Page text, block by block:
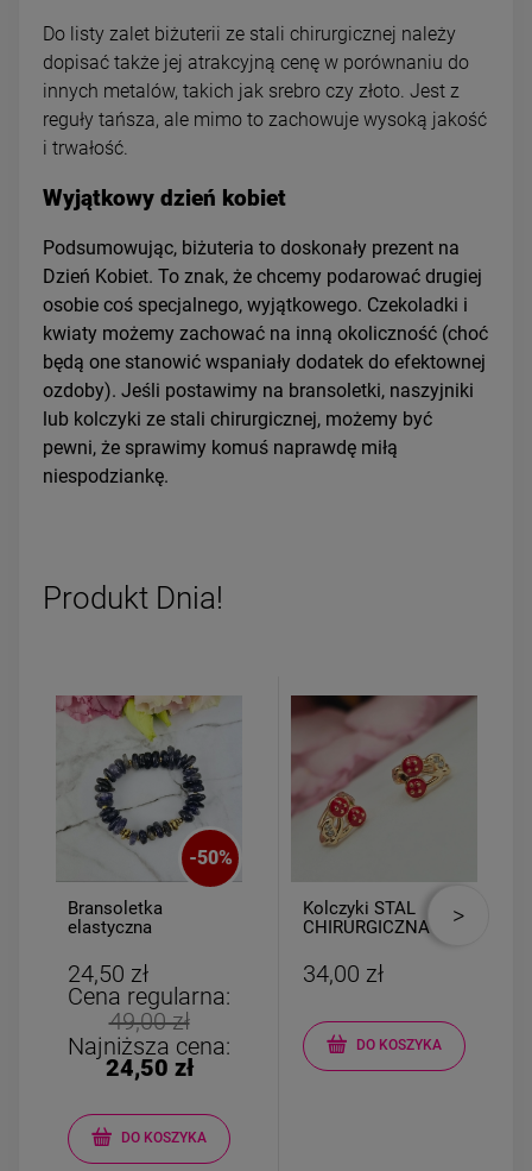
Do listy zalet biżuterii ze stali chirurgicznej należy
dopisać także jej atrakcyjną cenę w porównaniu do
innych metalów, takich jak srebro czy złoto. Jest z
reguły tańsza, ale mimo to zachowuje wysoką jakość
i trwałość.
Wyjątkowy dzień kobiet
Podsumowując, biżuteria to doskonały prezent na
Dzień Kobiet. To znak, że chcemy podarować drugiej
osobie coś specjalnego, wyjątkowego. Czekoladki i
kwiaty możemy zachować na inną okoliczność (choć
będą one stanowić wspaniały dodatek do efektownej
ozdoby). Jeśli postawimy na bransoletki, naszyjniki
lub kolczyki ze stali chirurgicznej, możemy być
pewni, że sprawimy komuś naprawdę miłą
niespodziankę.
Produkt Dnia!
-50%
Bransoletka
elastyczna
24,50 zł
Cena regularna:
49,00 zł
Najniższa cena:
24,50 zł
DO KOSZYKA
Kolczyki STAL
CHIRURGICZNA
cyrkonie
34,00 zł
DO KOSZYKA